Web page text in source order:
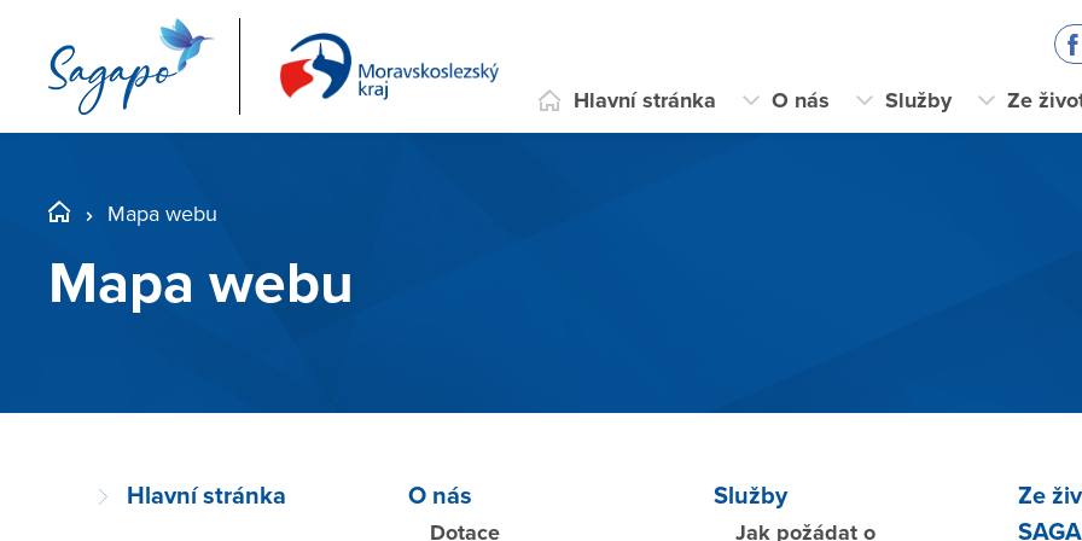
Hlavní stránka O nás Služby Ze
Mapa webu
Mapa webu
Hlavní stránka O nás
Dotace
Služby
Jak požádat o
Ze